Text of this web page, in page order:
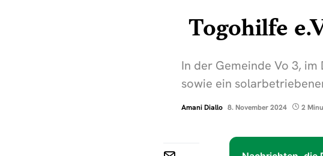
Togohilfe
In der Gemeinde Vo 3,
sowie ein
Amani Diallo 8. November 2024 2